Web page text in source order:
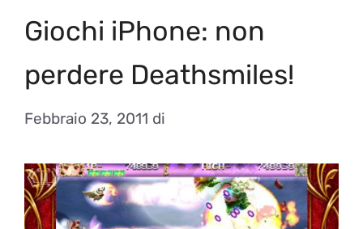
Giochi iPhone: non
perdere Deathsmiles!
Febbraio 23, 2011 di